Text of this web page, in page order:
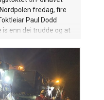
fredag, fire
Paul Dodd
is enn dei trudde og at